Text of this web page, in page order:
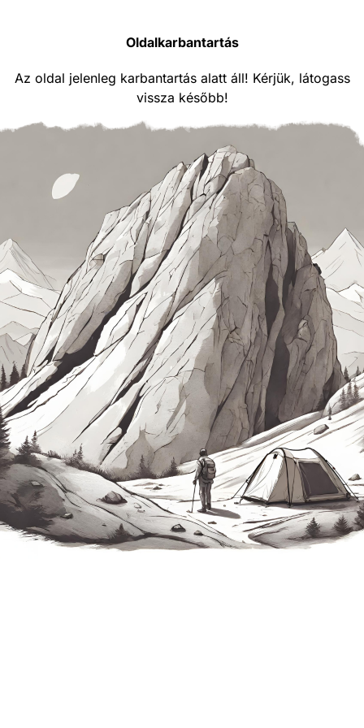
Oldalkarbantartás
Az oldal jelenleg karbantartás alatt áll! Kérjük, látogass
vissza később!